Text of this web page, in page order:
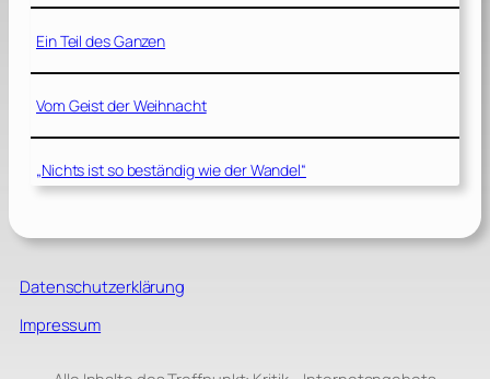
Ein Teil des Ganzen
Vom Geist der Weihnacht
„Nichts ist so beständig wie der Wandel“
Datenschutzerklärung
Impressum